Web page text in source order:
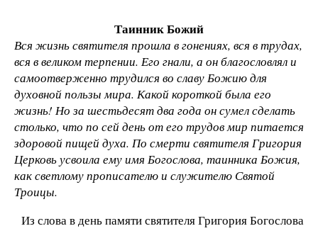
Таинник Божий
Вся жизнь святителя прошла в гонениях, вся в трудах,
вся в великом терпении. Его гнали, а он благословлял и
самоотверженно трудился во славу Божию для
духовной пользы мира. Какой короткой была его
жизнь! Но за шестьдесят два года он сумел сделать
столько, что по сей день от его трудов мир питается
здоровой пищей духа. По смерти святителя Григория
Церковь усвоила ему имя Богослова, таинника Божия,
как светлому прописателю и служителю Святой
Троицы.
Из слова в день памяти святителя Григория Богослова